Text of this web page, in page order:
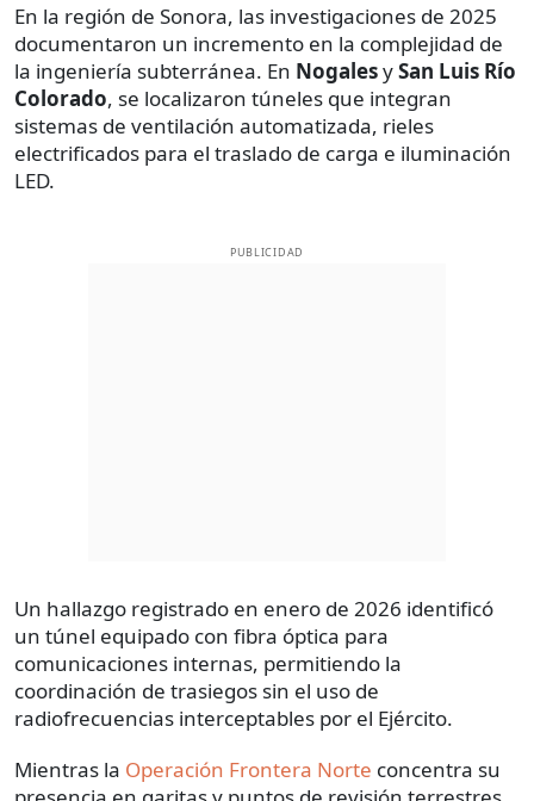
En la región de Sonora, las investigaciones de 2025
documentaron un incremento en la complejidad de
la ingeniería subterránea. En NogalesySan Luis Río
Colorado, se localizaron túneles que integran
sistemas de ventilación automatizada, rieles
electrificados para el traslado de carga e iluminación
LED.
PUBLICIDAD
Un hallazgo registrado en enero de 2026 identificó
un túnel equipado con fibra óptica para
comunicaciones internas, permitiendo la
coordinación de trasiegos sin el uso de
radiofrecuencias interceptables por el Ejército.
Mientras la Operación Frontera Norte concentra su